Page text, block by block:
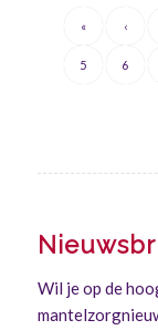
« ‹
5 6
Wil je op de